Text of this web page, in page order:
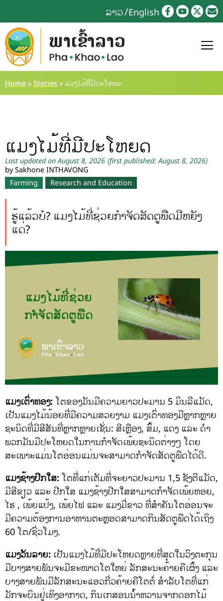
ລາວ English
Home » Stories » ແມງໄມ້ທີ່ມີປະໂຫຍດ
ແມງໄມ້ທີ່ມີປະໂຫຍດ
Last updated on August 8, 2026 (first published: August 8, 2026)
by Sakhone INTHAVONG
Farming
Research and Education
ຮູ້ແລ້ວບໍ? ແມງໄມ້ທີ່ຊ່ວຍກຳຈັດສັດຕູພືດມີຫຍັງ
ແດ່?
ແມງເຕົ່າທອງ: ໂຕຂອງມັນມີຄວາມຍາວປະມານ 5 ມິນລີແມັດ,
ເປັນແມງໄມ້ນ້ອຍທີ່ມີຄວາມສວຍງາມ ແມງເຕົ່າທອງມີຫຼາກຫຼາຍ
ຊະນິດທີ່ມີສີສັນທີ່ຫຼາກຫຼາຍເຊັ່ນ: ສີເຫຼືອງ, ສົ້ມ, ແດງ ແລະ ດຳ
ພວກມັນມີປະໂຫຍດໃນການກຳຈັດເພ້ຍຊະນິດຕ່າງໆ ໂດຍ
ສະເພາະແມ່ນໂຕອ່ອນແມ່ນຈະສາມາດກຳຈັດສັດຕູພືດໄດ້ດີ.
ແມງຊ້າງປີກໃສ: ໂຕທີ່ແກ່ເຕັມທີ່ຈະຍາວປະມານ 1,5 ຊັງຕີແມັດ,
ມີສີຂຽວ ແລະ ປີກໃສ ແມງຊ້າງປີກໃສສາມາດກຳຈັດເພ້ຍຫອຍ,
ໄຮ , ເພ້ຍແປ້ງ, ເພ້ຍໄຟ ແລະ ແມງມີ່ຂາວ ທີ່ສຳຄັນໂຕອ່ອນຈະ
ມີຄວາມຕ້ອງການອາຫານຕະຫຼອດສາມາດກິນສັດຕູພືດໄດ້ເຖິງ
60 ໂຕ/ຊົ່ວໂມງ.
ແມງວັນລາຍ: ເປັນແມງໄມ້ທີ່ມີປະໂຫຍດຫຼາຍທີ່ສຸດໃນວົງຕະກຸນ
ມີບາງສາຍພັນຈະມີຂະໜາດໂຕໃຫຍ່ ລັກສະນະຄ້າຍຄືເຜິ້ງ ແລະ
ບາງສາຍພັນມີລັກສະນະແອວກີ່ວຄ້າຍຄືໂຕຕໍ່ ສຳລັບໂຕທີ່ແກ່
ມັກຈະບິນຢູ່ເທິງອາກາດ, ກິນເກສອນນ້ຳຫວານຈາກດອກໄມ້